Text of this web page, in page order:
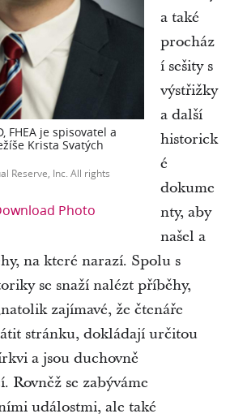
FHEA je spisovatel a
Krista Svatých
Reserve, Inc. All rights
Photo
a také
procház
í sešity s
výstřižky
a další
historick
é
dokume
nty, aby
našel a
na které narazí. Spolu s
se snaží nalézt příběhy,
zajímavé, že čtenáře
stránku, dokládají určitou
a jsou duchovně
Rovněž se zabýváme
událostmi, ale také